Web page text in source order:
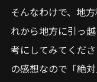
そんなわけで、地
れから地方に引っ
考にしてみてくだ
の感想なので「絶